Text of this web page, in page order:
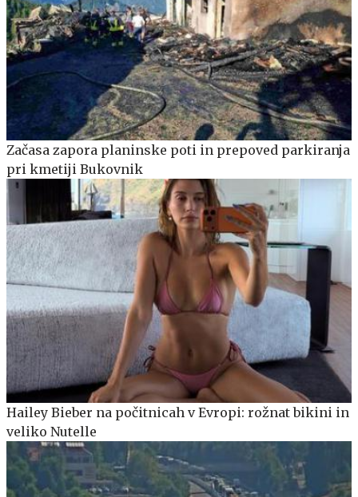
Začasa zapora planinske poti in prepoved parkiranja
pri kmetiji Bukovnik
Hailey Bieber na počitnicah v Evropi: rožnat bikini in
veliko Nutelle